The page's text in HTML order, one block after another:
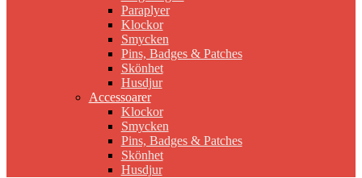
Paraplyer
Klockor
Smycken
Pins, Badges & Patches
Skönhet
Husdjur
Accessoarer
Klockor
Smycken
Pins, Badges & Patches
Skönhet
Husdjur